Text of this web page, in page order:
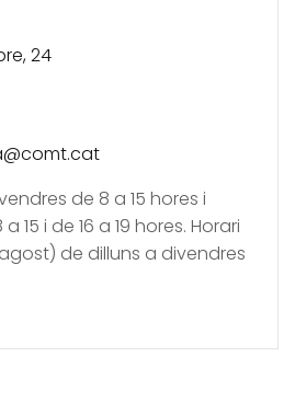
24
de 8 a 15 hores i
15 i de 16 a 19 hores. Horari
de dilluns a divendres